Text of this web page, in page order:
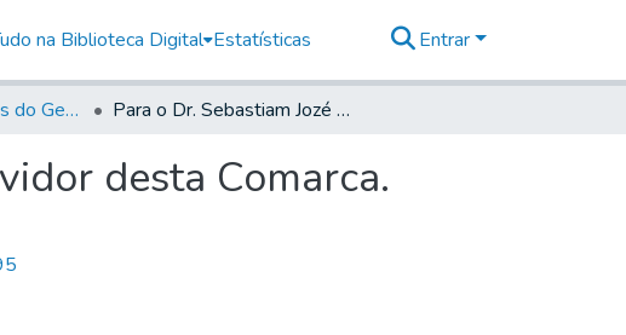
na Biblioteca Digital Estatísticas Entrar
Volume 85 - Ofícios do General Francisco da Cunha Menezes (Governador da Capitania): 1782- 1786 Para o Dr. Sebastiam Jozé Ferreira Barroco, Ouvidor desta Comarca.
desta Comarca.